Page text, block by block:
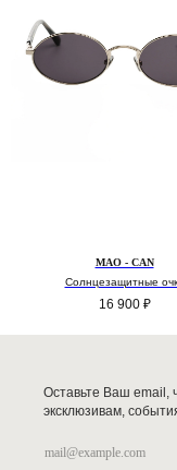
MAO - CAN
Солнцезащитные
16 900 ₽
Оставьте Ваш email,
эксклюзивам,